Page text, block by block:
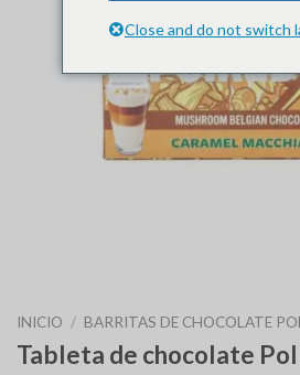
INICIO / BARRITAS DE CHOCOLATE
Tableta de chocolate
Close and do not switch